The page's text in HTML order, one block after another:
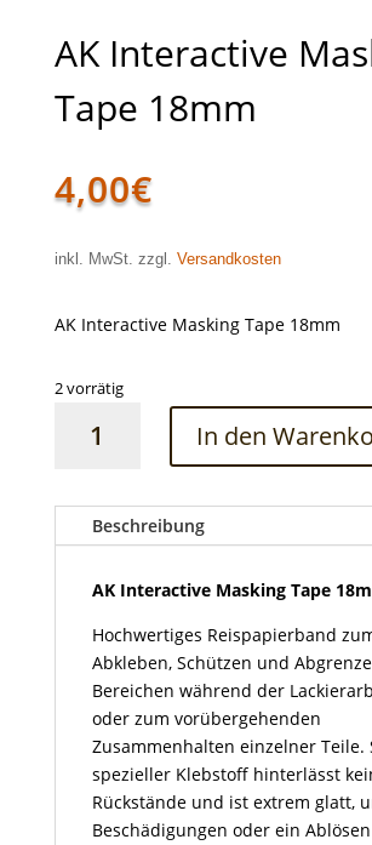
AK Interactive
Tape 18mm
4,00€
inkl. MwSt. zzgl. Versandkosten
AK Interactive Masking Tape 18mm
2 vorrätig
Interactive
18mm
In den
Beschreibung
AK Interactive Masking Tape
Hochwertiges Reispapierband
Abkleben, Schützen und
Bereichen während der
oder zum vorübergehenden
Zusammenhalten einzelner Teile.
spezieller Klebstoff hinterlässt
Rückstände und ist extrem glatt,
Beschädigungen oder ein